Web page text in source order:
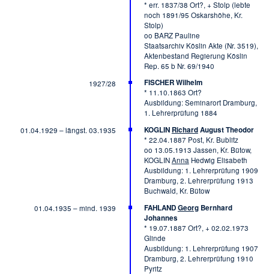
* err. 1837/38 Ort?, + Stolp (lebte
noch 1891/95 Oskarshöhe, Kr.
Stolp)
oo BARZ Pauline
Staatsarchiv Köslin Akte (Nr. 3519),
Aktenbestand Regierung Köslin
Rep. 65 b Nr. 69/1940
1927/28
FISCHER Wilhelm
* 11.10.1863 Ort?
Ausbildung: Seminarort Dramburg,
1. Lehrerprüfung 1884
01.04.1929 – längst. 03.1935
KOGLIN RichardAugust Theodor
* 22.04.1887 Post, Kr. Bublitz
oo 13.05.1913 Jassen, Kr. Bütow,
KOGLINAnna Hedwig Elisabeth
Ausbildung: 1. Lehrerprüfung 1909
Dramburg, 2. Lehrerprüfung 1913
Buchwald, Kr. Bütow
01.04.1935 – mind. 1939
FAHLANDGeorgBernhard
Johannes
* 19.07.1887 Ort?, + 02.02.1973
Glinde
Ausbildung: 1. Lehrerprüfung 1907
Dramburg, 2. Lehrerprüfung 1910
Pyritz